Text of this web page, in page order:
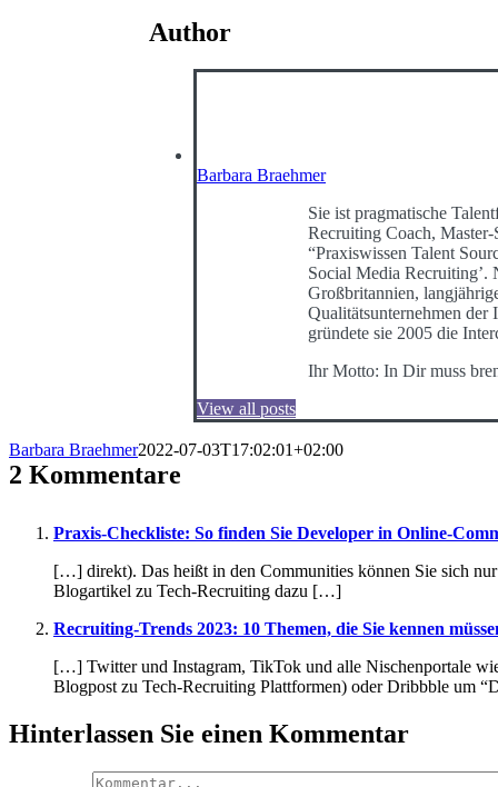
Author
Barbara Braehmer
Sie ist pragmatische
Recruiting Coach,
“Praxiswissen Talent
Social Media
Großbritannien,
Qualitätsunternehmen der
gründete sie 2005 die
Ihr Motto: In Dir muss
View all posts
Barbara Braehmer2022-07-03T17:02:01+02:00
2 Kommentare
Praxis-Checkliste: So finden Sie Developer in Online-
[…] direkt). Das heißt in den Communities können Sie sich
Blogartikel zu Tech-Recruiting dazu […]
Recruiting-Trends 2023: 10 Themen, die Sie kennen
[…] Twitter und Instagram, TikTok und alle Nischenportale
Blogpost zu Tech-Recruiting Plattformen) oder Dribbble um
Hinterlassen Sie einen Kommentar